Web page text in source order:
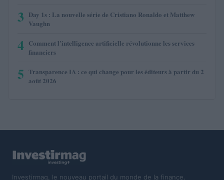
3 Day 1s : La nouvelle série de Cristiano Ronaldo et Matthew
Vaughn
4 Comment l’intelligence artificielle révolutionne les services
financiers
5 Transparence IA : ce qui change pour les éditeurs à partir du 2
août 2026
Investirmag, le nouveau portail du monde de la finance.